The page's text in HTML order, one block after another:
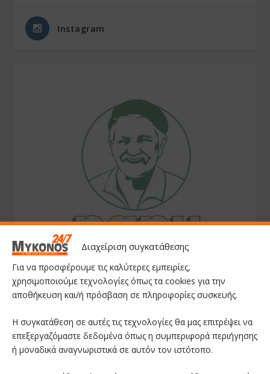
Διαχείριση συγκατάθεσης
Για να προσφέρουμε τις καλύτερες εμπειρίες,
χρησιμοποιούμε τεχνολογίες όπως τα cookies για την
αποθήκευση και/ή πρόσβαση σε πληροφορίες συσκευής.
Η συγκατάθεση σε αυτές τις τεχνολογίες θα μας επιτρέψει να
επεξεργαζόμαστε δεδομένα όπως η συμπεριφορά περιήγησης
ή μοναδικά αναγνωριστικά σε αυτόν τον ιστότοπο.
Instagram